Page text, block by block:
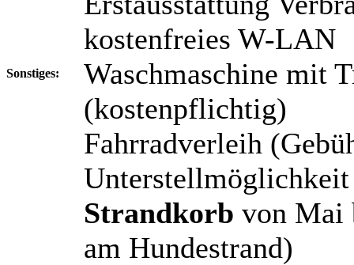
Sonstiges:
kostenfreies W-LAN
Waschmaschine mit
(kostenpflichtig)
Fahrradverleih
Strandkorb von Mai
am Hundestrand)